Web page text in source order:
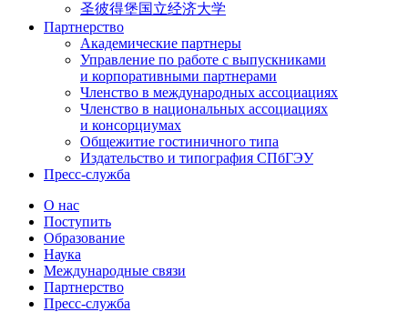
圣彼得堡国立经济大学
Партнерство
Академические партнеры
Управление по работе с выпускниками
и корпоративными партнерами
Членство в международных ассоциациях
Членство в национальных ассоциациях
и консорциумах
Общежитие гостиничного типа
Издательство и типография СПбГЭУ
Пресс-служба
О нас
Поступить
Образование
Наука
Международные связи
Партнерство
Пресс-служба